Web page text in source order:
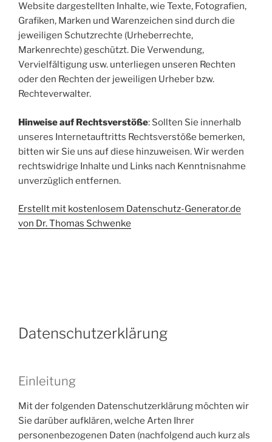
Website dargestellten Inhalte, wie Texte, Fotografien,
Grafiken, Marken und Warenzeichen sind durch die
jeweiligen Schutzrechte (Urheberrechte,
Markenrechte) geschützt. Die Verwendung,
Vervielfältigung usw. unterliegen unseren Rechten
oder den Rechten der jeweiligen Urheber bzw.
Rechteverwalter.
Hinweise auf Rechtsverstöße: Sollten Sie innerhalb
unseres Internetauftritts Rechtsverstöße bemerken,
bitten wir Sie uns auf diese hinzuweisen. Wir werden
rechtswidrige Inhalte und Links nach Kenntnisnahme
unverzüglich entfernen.
Erstellt mit kostenlosem Datenschutz-Generator.de
von Dr. Thomas Schwenke
Datenschutzerklärung
Einleitung
Mit der folgenden Datenschutzerklärung möchten wir
Sie darüber aufklären, welche Arten Ihrer
personenbezogenen Daten (nachfolgend auch kurz als